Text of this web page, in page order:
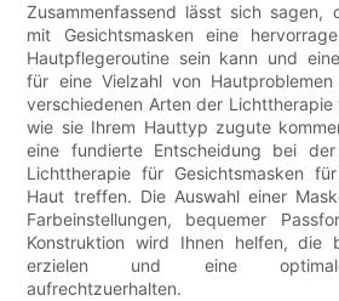
Zusammenfassend lässt sich sagen,
mit Gesichtsmasken eine
Hautpflegeroutine sein kann und
für eine Vielzahl von
verschiedenen Arten der Lichttherapie
wie sie Ihrem Hauttyp zugute
eine fundierte Entscheidung bei
Lichttherapie für Gesichtsmasken
Haut treffen. Die Auswahl einer
Farbeinstellungen, bequemer
Konstruktion wird Ihnen helfen, die
erzielen und eine optimale
aufrechtzuerhalten.